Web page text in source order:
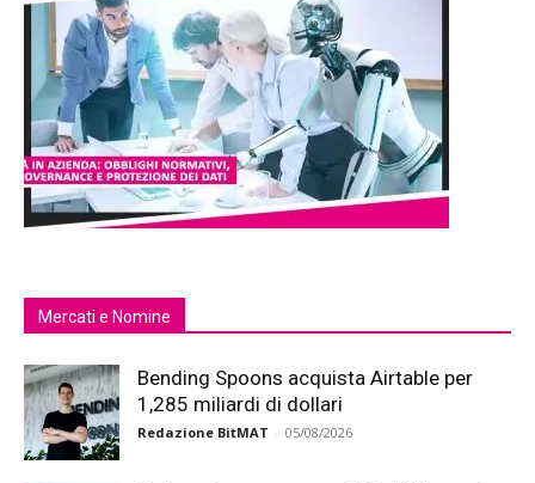
Mercati e Nomine
Bending Spoons acquista Airtable per
1,285 miliardi di dollari
Redazione BitMAT - 05/08/2026